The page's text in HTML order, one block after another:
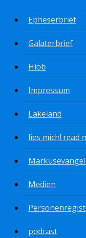
Epheserbrief
Galaterbrief
Hiob
Impressum
Lakeland
lies mich! read
Medien
podcast